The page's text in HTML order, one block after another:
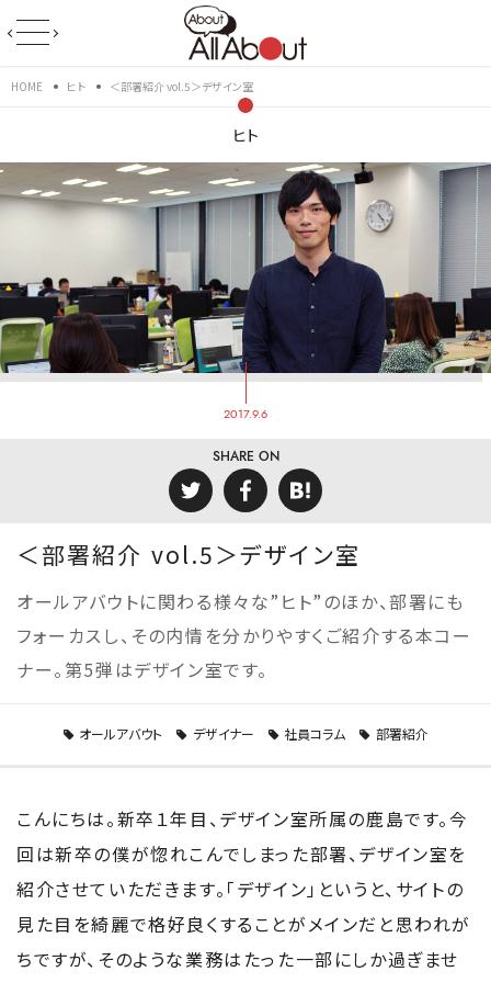
HOME ヒト ＜部署紹介 vol.5＞デザイン室
ヒト
2017.9.6
SHARE ON
＜部署紹介 vol.5＞デザイン室
オールアバウトに関わる様々な”ヒト”のほか、部署にも
フォーカスし、その内情を分かりやすくご紹介する本コー
ナー。第5弾はデザイン室です。
オールアバウト デザイナー 社員コラム 部署紹介
こんにちは。新卒１年目、デザイン室所属の鹿島です。今
回は新卒の僕が惚れこんでしまった部署、デザイン室を
紹介させていただきます。「デザイン」というと、サイトの
見た目を綺麗で格好良くすることがメインだと思われが
ちですが、そのような業務はたった一部にしか過ぎませ